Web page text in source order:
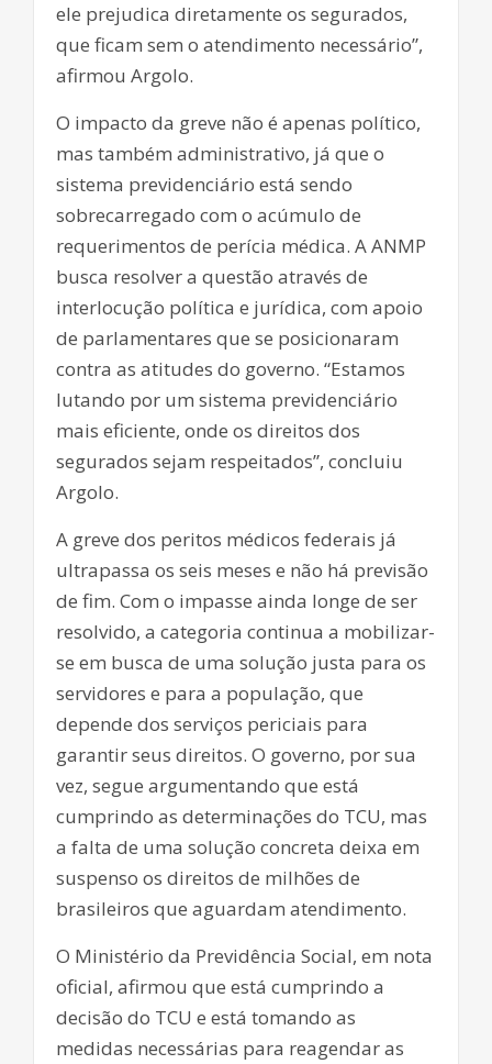
ele prejudica diretamente os segurados,
que ficam sem o atendimento necessário”,
afirmou Argolo.
O impacto da greve não é apenas político,
mas também administrativo, já que o
sistema previdenciário está sendo
sobrecarregado com o acúmulo de
requerimentos de perícia médica. A ANMP
busca resolver a questão através de
interlocução política e jurídica, com apoio
de parlamentares que se posicionaram
contra as atitudes do governo. “Estamos
lutando por um sistema previdenciário
mais eficiente, onde os direitos dos
segurados sejam respeitados”, concluiu
Argolo.
A greve dos peritos médicos federais já
ultrapassa os seis meses e não há previsão
de fim. Com o impasse ainda longe de ser
resolvido, a categoria continua a mobilizar-
se em busca de uma solução justa para os
servidores e para a população, que
depende dos serviços periciais para
garantir seus direitos. O governo, por sua
vez, segue argumentando que está
cumprindo as determinações do TCU, mas
a falta de uma solução concreta deixa em
suspenso os direitos de milhões de
brasileiros que aguardam atendimento.
O Ministério da Previdência Social, em nota
oficial, afirmou que está cumprindo a
decisão do TCU e está tomando as
medidas necessárias para reagendar as